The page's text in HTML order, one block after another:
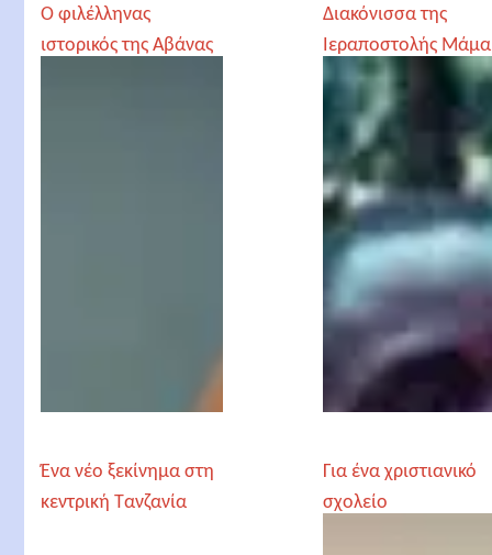
Ο φιλέλληνας
ιστορικός της Αβάνας
Διακόνισσα της
Ιεραποστολής Μάμα
Θεανώ
Μουσδελεκίδου
Ένα νέο ξεκίνημα στη
κεντρική Τανζανία
Για ένα χριστιανικό
σχολείο